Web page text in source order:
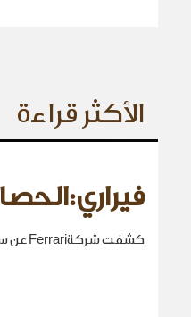
الأكثر قراءة
كشفت شركةFerrari عن سيارة“Luce”، أول سيارة كهربائية بالكامل في تاريخها.